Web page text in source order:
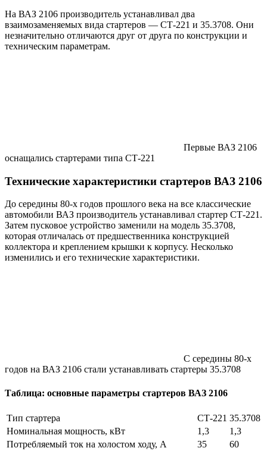
На ВАЗ 2106 производитель устанавливал два
взаимозаменяемых вида стартеров — СТ-221 и 35.3708. Они
незначительно отличаются друг от друга по конструкции и
техническим параметрам.
Первые ВАЗ 2106
оснащались стартерами типа СТ-221
Технические характеристики стартеров ВАЗ 2106
До середины 80-х годов прошлого века на все классические
автомобили ВАЗ производитель устанавливал стартер СТ-221.
Затем пусковое устройство заменили на модель 35.3708,
которая отличалась от предшественника конструкцией
коллектора и креплением крышки к корпусу. Несколько
изменились и его технические характеристики.
С середины 80-х
годов на ВАЗ 2106 стали устанавливать стартеры 35.3708
Таблица: основные параметры стартеров ВАЗ 2106
Тип стартера СТ-221 35.3708
Номинальная мощность, кВт
1,3
1,3
Потребляемый ток на холостом ходу, А
35
60